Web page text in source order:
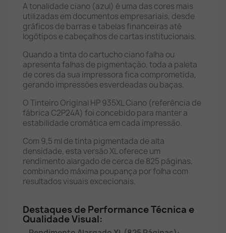
A tonalidade ciano (azul) é uma das cores mais
utilizadas em documentos empresariais, desde
gráficos de barras e tabelas financeiras até
logótipos e cabeçalhos de cartas institucionais.
Quando a tinta do cartucho ciano falha ou
apresenta falhas de pigmentação, toda a paleta
de cores da sua impressora fica comprometida,
gerando impressões esverdeadas ou baças.
O Tinteiro Original HP 935XL Ciano (referência de
fábrica C2P24A) foi concebido para manter a
estabilidade cromática em cada impressão.
Com 9,5 ml de tinta pigmentada de alta
densidade, esta versão XL oferece um
rendimento alargado de cerca de 825 páginas,
combinando máxima poupança por folha com
resultados visuais excecionais.
Destaques de Performance Técnica e
Qualidade Visual: